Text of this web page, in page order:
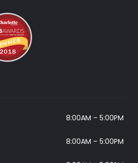
8:00AM – 5:00PM
8:00AM – 5:00PM